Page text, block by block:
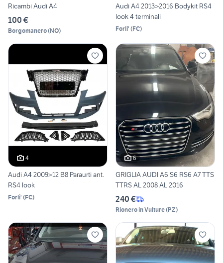
Ricambi Audi A4
100 €
Borgomanero(NO)
Audi A4 2013>2016 Bodykit RS4
look 4 terminali
Forli' (FC)
4
Audi A4 2009>12 B8 Paraurti ant.
RS4 look
Forli' (FC)
6
GRIGLIA AUDI A6 S6 RS6 A7 TTS
TTRS AL 2008 AL 2016
240 €
Rionero in Vulture(PZ)